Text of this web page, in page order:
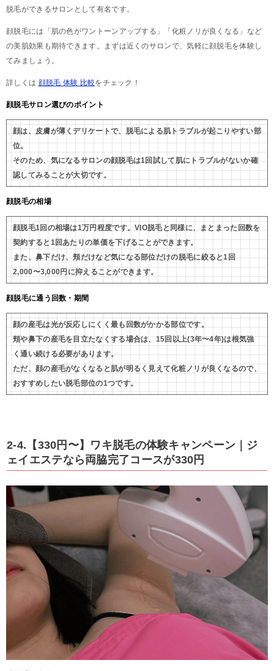
脱毛ができるサロンとして有名です。
顔脱毛には「肌の色がワントーンアップする」「化粧ノリが良くなる」など
の美肌効果も期待できます。まずは近くのサロンで、気軽に顔脱毛を体験し
てみましょう。
詳しくは 顔脱毛 体験 比較をチェック！
顔脱毛サロン選びのポイント
顔は、皮膚が薄くデリケートで、脱毛による肌トラブルが起こりやすい部
位。
そのため、気になるサロンの顔脱毛は1回試して肌にトラブルがないか確
認してみることが大切です。
顔脱毛の相場
顔脱毛1回の相場は1万円程度です。VIO脱毛と同様に、まとまった回数を
契約すると1回あたりの単価を下げることができます。
また、鼻下だけ、頬だけなど気になる部位だけの脱毛に絞ると1回
2,000〜3,000円に抑えることができます。
顔脱毛に通う回数・期間
顔の産毛は光が反応しにくく最も回数がかかる部位です。
頬や鼻下の産毛を目立たなくする場合は、15回以上(3年〜4年)は根気強
く通い続ける必要があります。
ただ、顔の産毛がなくなると肌が明るく見えて化粧ノリが良くなるので、
おすすめしたい脱毛部位の1つです。
2-4.【330円〜】ワキ脱毛の体験キャンペーン｜ジ
ェイエステなら両脇完了コースが330円